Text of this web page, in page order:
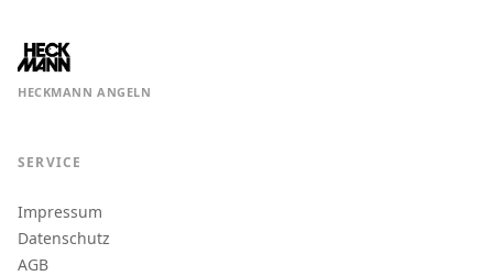
HECKMANN ANGELN
SERVICE
Impressum
Datenschutz
AGB